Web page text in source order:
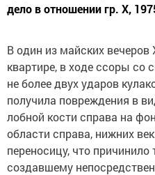
дело в отношении гр. Х,
В один из майских вечеров
квартире, в ходе ссоры со
не более двух ударов
получила повреждения в
лобной кости справа на
области справа, нижних
переносицу, что
создавшему